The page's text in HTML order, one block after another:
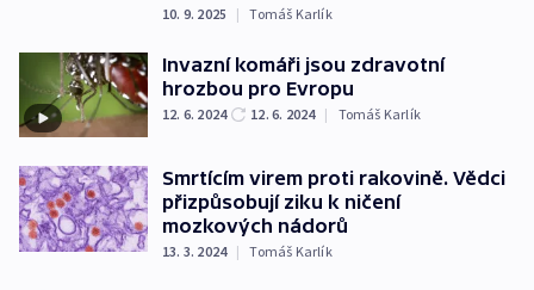
10. 9. 2025 | Tomáš Karlík
Invazní komáři jsou zdravotní
hrozbou pro Evropu
12. 6. 2024 12. 6. 2024 | Tomáš Karlík
Smrtícím virem proti rakovině. Vědci
přizpůsobují ziku k ničení
mozkových nádorů
13. 3. 2024 | Tomáš Karlík